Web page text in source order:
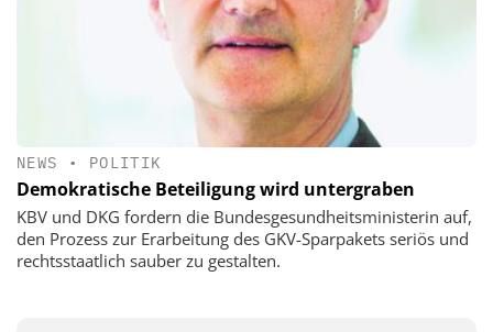
NEWS • POLITIK
Demokratische Beteiligung wird untergraben
KBV und DKG fordern die Bundesgesundheitsministerin auf,
den Prozess zur Erarbeitung des GKV-Sparpakets seriös und
rechtsstaatlich sauber zu gestalten.